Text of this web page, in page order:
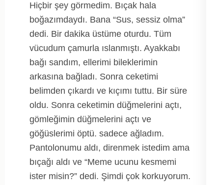
Hiçbir şey görmedim. Bıçak hala
boğazımdaydı. Bana “Sus, sessiz olma”
dedi. Bir dakika üstüme oturdu. Tüm
vücudum çamurla ıslanmıştı. Ayakkabı
bağı sandım, ellerimi bileklerimin
arkasına bağladı. Sonra ceketimi
belimden çıkardı ve kıçımı tuttu. Bir süre
oldu. Sonra ceketimin düğmelerini açtı,
gömleğimin düğmelerini açtı ve
göğüslerimi öptü. sadece ağladım.
Pantolonumu aldı, direnmek istedim ama
bıçağı aldı ve “Meme ucunu kesmemi
ister misin?” dedi. Şimdi çok korkuyorum.